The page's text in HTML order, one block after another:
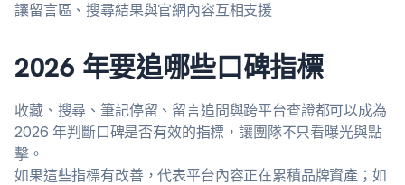
讓留言區、搜尋結果與官網內容互相支援
2026 年要追哪些口碑指標
收藏、搜尋、筆記停留、留言追問與跨平台查證都可以成為
2026 年判斷口碑是否有效的指標，讓團隊不只看曝光與點
擊。
如果這些指標有改善，代表平台內容正在累積品牌資產；如